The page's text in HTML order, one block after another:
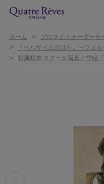
ホーム > ブロマイドオーダーサ
> 『ベルサイユのばら』―フェ
> 彩風咲奈 スチール写真／雪組